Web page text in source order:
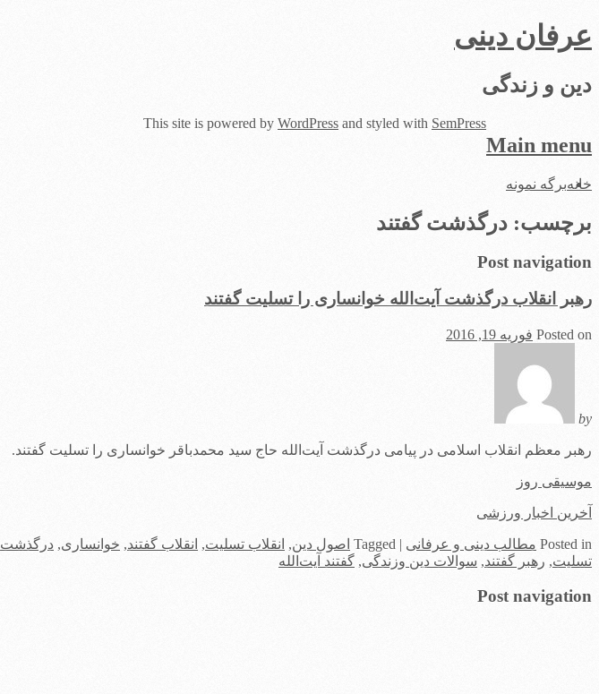
عرفان دینی
دین و زندگی
Main menu
Skip
خانهبرگه نمونه
برچسب: درگذشت گفتند
Post navigation
رهبر انقلاب درگذشت آیت‌الله خوانساری را تسلیت گفتند
Posted on فوریه 19, 2016
by
رهبر معظم انقلاب اسلامی در پیامی درگذشت آیت‌الله حاج سید محمدباقر خوانساری را تسلیت گفتند.
موسیقی روز
آخرین اخبار ورزشی
Posted in مطالب دینی و عرفانی |
Tagged اصول دین, انقلاب تسلیت, انقلاب گفتند, خوانساری, درگذشت
تسلیت, رهبر گفتند, سوالات دین وزندگی, گفتند آیت‌الله
Post navigation
This site is powered by WordPress and styled with SemPress